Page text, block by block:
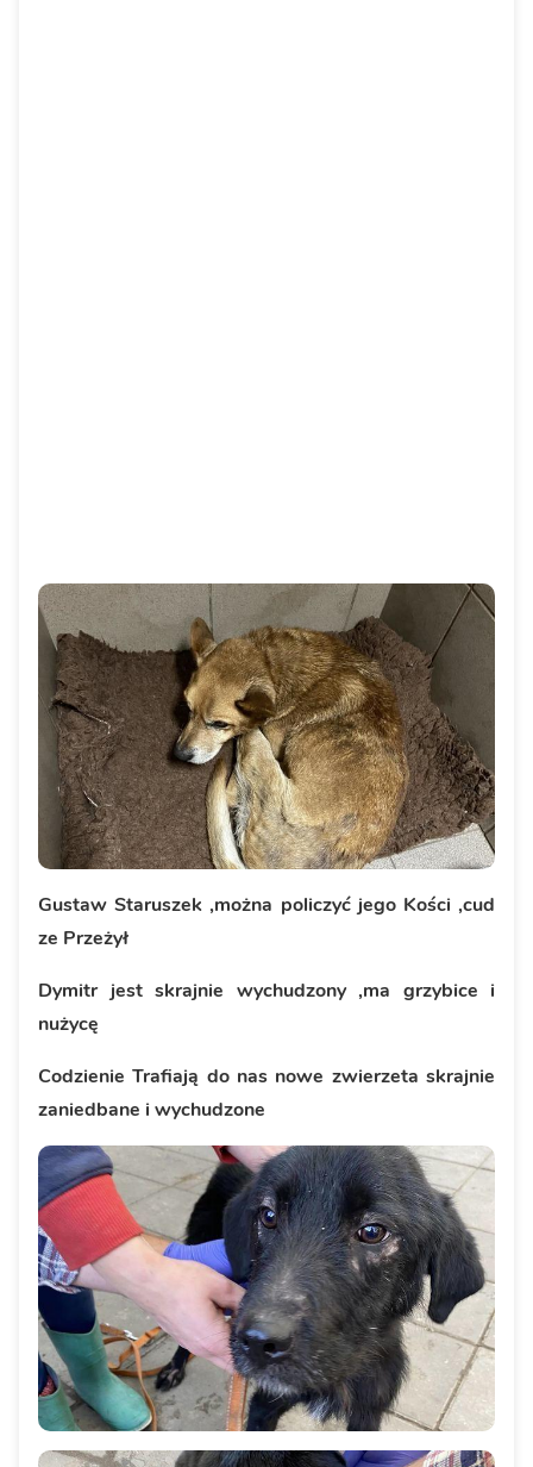
Gustaw Staruszek ,można policzyć jego Kości ,cud
ze Przeżył
Dymitr jest skrajnie wychudzony ,ma grzybice i
nużycę
Codzienie Trafiają do nas nowe zwierzeta skrajnie
zaniedbane i wychudzone